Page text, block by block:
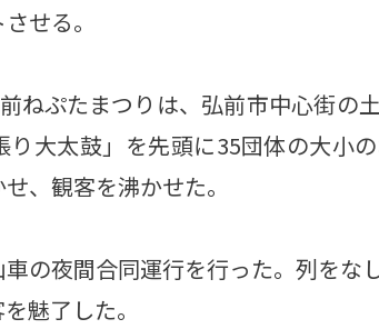
せる。
ねぷたまつりは、弘前市中心街の
り大太鼓」を先頭に35団体の大小
、観客を沸かせた。
の夜間合同運行を行った。列をな
魅了した。